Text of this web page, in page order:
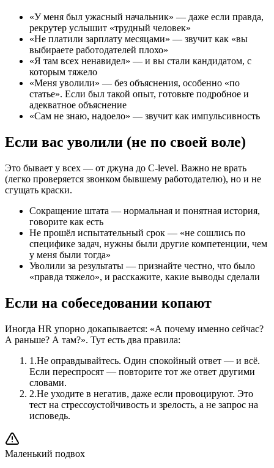
«У меня был ужасный начальник» — даже если правда,
рекрутер услышит «трудный человек»
«Не платили зарплату месяцами» — звучит как «вы
выбираете работодателей плохо»
«Я там всех ненавидел» — и вы стали кандидатом, с
которым тяжело
«Меня уволили» — без объяснения, особенно «по
статье». Если был такой опыт, готовьте подробное и
адекватное объяснение
«Сам не знаю, надоело» — звучит как импульсивность
Если вас уволили (не по своей воле)
Это бывает у всех — от джуна до C-level. Важно не врать
(легко проверяется звонком бывшему работодателю), но и не
сгущать краски.
Сокращение штата — нормальная и понятная история,
говорите как есть
Не прошёл испытательный срок — «не сошлись по
специфике задач, нужны были другие компетенции, чем
у меня были тогда»
Уволили за результаты — признайте честно, что было
«правда тяжело», и расскажите, какие выводы сделали
Если на собеседовании копают
Иногда HR упорно докапывается: «А почему именно сейчас?
А раньше? А там?». Тут есть два правила:
1 .Не оправдывайтесь. Один спокойный ответ — и всё.
Если переспросят — повторите тот же ответ другими
словами.
2.Не уходите в негатив, даже если провоцируют. Это
тест на стрессоустойчивость и зрелость, а не запрос на
исповедь.
Маленький подвох